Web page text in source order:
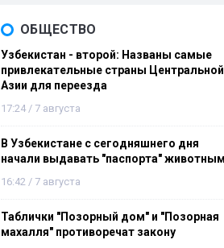
ОБЩЕСТВО
Узбекистан - второй: Названы самые
привлекательные страны Центральной
Азии для переезда
17:24 / 7 августа
В Узбекистане с сегодняшнего дня
начали выдавать "паспорта" животным
16:42 / 7 августа
Таблички "Позорный дом" и "Позорная
махалля" противоречат закону